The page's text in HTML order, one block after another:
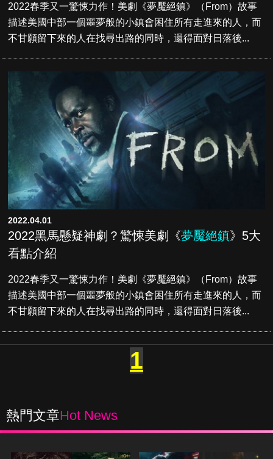
2022春季又一驚悚力作！美劇《夢魘絕鎮》（From）故事
描述美國中部一個噩夢般的小鎮會困住所有走進來的人，而
不甘願留下來的人在找尋出路的同時，還得面對日落後...
2022.04.01
2022黑馬懸疑神劇？驚悚美劇《夢魘絕鎮》5大
看點介紹
2022春季又一驚悚力作！美劇《夢魘絕鎮》（From）故事
描述美國中部一個噩夢般的小鎮會困住所有走進來的人，而
不甘願留下來的人在找尋出路的同時，還得面對日落後...
1
熱門文章Hot News